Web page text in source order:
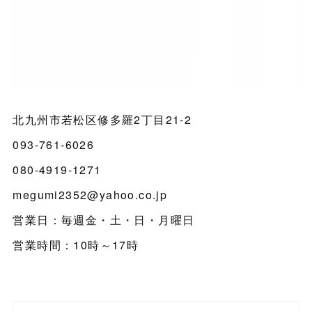
北九州市若松区修多羅2丁目21-2
093-761-6026
080-4919-1271
megumi2352@yahoo.co.jp
営業日：毎週金・土・日・月曜日
営業時間：10時～17時